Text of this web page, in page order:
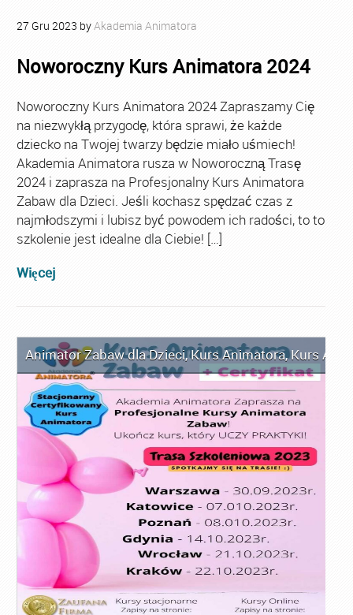
27 Gru 2023 byAkademia Animatora
Noworoczny Kurs Animatora 2024
Noworoczny Kurs Animatora 2024 Zapraszamy Cię
na niezwykłą przygodę, która sprawi, że każde
dziecko na Twojej twarzy będzie miało uśmiech!
Akademia Animatora rusza w Noworoczną Trasę
2024 i zaprasza na Profesjonalny Kurs Animatora
Zabaw dla Dzieci. Jeśli kochasz spędzać czas z
najmłodszymi i lubisz być powodem ich radości, to to
szkolenie jest idealne dla Ciebie! […]
Więcej
Animator Zabaw dla Dzieci,Kurs Animatora,Kurs